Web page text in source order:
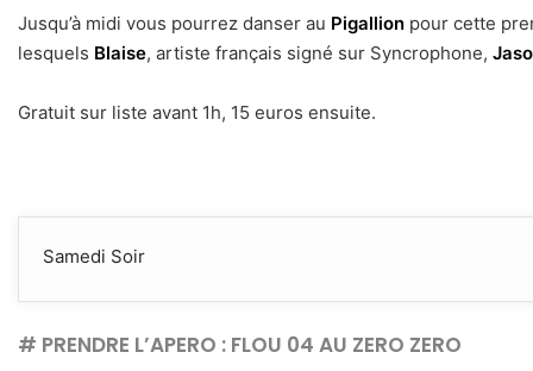
Jusqu’à midi vous pourrez danser au Pigallion pour cette
lesquels Blaise, artiste français signé sur Syncrophone,
Gratuit sur liste avant 1h, 15 euros ensuite.
Samedi Soir
# PRENDRE L’APERO : FLOU 04 AU ZERO ZERO